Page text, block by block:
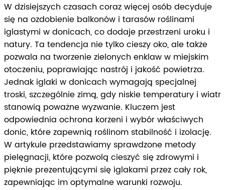
W dzisiejszych czasach coraz więcej osób decyduje
się na ozdobienie balkonów i tarasów roślinami
iglastymi w donicach, co dodaje przestrzeni uroku i
natury. Ta tendencja nie tylko cieszy oko, ale także
pozwala na tworzenie zielonych enklaw w miejskim
otoczeniu, poprawiając nastrój i jakość powietrza.
Jednak iglaki w donicach wymagają specjalnej
troski, szczególnie zimą, gdy niskie temperatury i wiatr
stanowią poważne wyzwanie. Kluczem jest
odpowiednia ochrona korzeni i wybór właściwych
donic, które zapewnią roślinom stabilność i izolację.
W artykule przedstawiamy sprawdzone metody
pielęgnacji, które pozwolą cieszyć się zdrowymi i
pięknie prezentującymi się iglakami przez cały rok,
zapewniając im optymalne warunki rozwoju.